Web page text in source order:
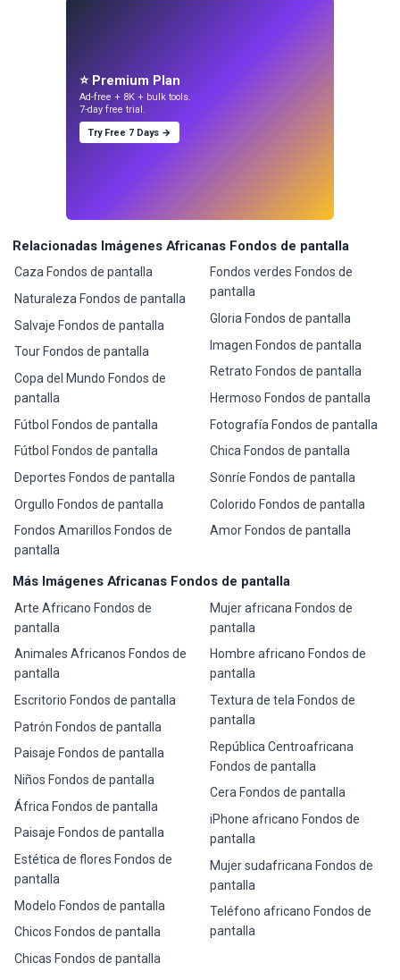
⭐ Premium Plan
Ad-free + 8K + bulk tools.
7-day free trial.
Try Free 7 Days →
Relacionadas Imágenes Africanas Fondos de pantalla
Caza Fondos de pantalla
Naturaleza Fondos de pantalla
Salvaje Fondos de pantalla
Tour Fondos de pantalla
Copa del Mundo Fondos de
pantalla
Fútbol Fondos de pantalla
Fútbol Fondos de pantalla
Deportes Fondos de pantalla
Orgullo Fondos de pantalla
Fondos Amarillos Fondos de
pantalla
Fondos verdes Fondos de
pantalla
Gloria Fondos de pantalla
Imagen Fondos de pantalla
Retrato Fondos de pantalla
Hermoso Fondos de pantalla
Fotografía Fondos de pantalla
Chica Fondos de pantalla
Sonríe Fondos de pantalla
Colorido Fondos de pantalla
Amor Fondos de pantalla
Más Imágenes Africanas Fondos de pantalla
Arte Africano Fondos de
pantalla
Animales Africanos Fondos de
pantalla
Escritorio Fondos de pantalla
Patrón Fondos de pantalla
Paisaje Fondos de pantalla
Niños Fondos de pantalla
África Fondos de pantalla
Paisaje Fondos de pantalla
Estética de flores Fondos de
pantalla
Modelo Fondos de pantalla
Chicos Fondos de pantalla
Chicas Fondos de pantalla
Mujer africana Fondos de
pantalla
Hombre africano Fondos de
pantalla
Textura de tela Fondos de
pantalla
República Centroafricana
Fondos de pantalla
Cera Fondos de pantalla
iPhone africano Fondos de
pantalla
Mujer sudafricana Fondos de
pantalla
Teléfono africano Fondos de
pantalla